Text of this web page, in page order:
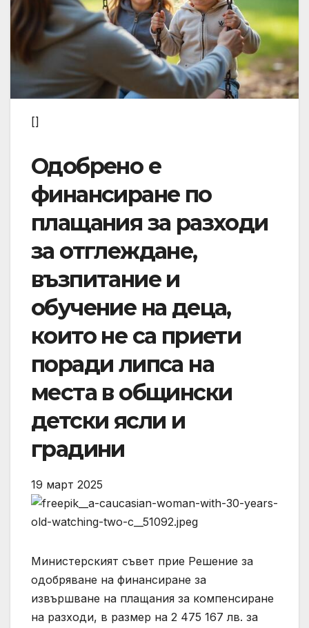
[]
Одобрено е
финансиране по
плащания за разходи
за отглеждане,
възпитание и
обучение на деца,
които не са приети
поради липса на
места в общински
детски ясли и
градини
19 март 2025
Министерският съвет прие Решение за
одобряване на финансиране за
извършване на плащания за компенсиране
на разходи, в размер на 2 475 167 лв. за